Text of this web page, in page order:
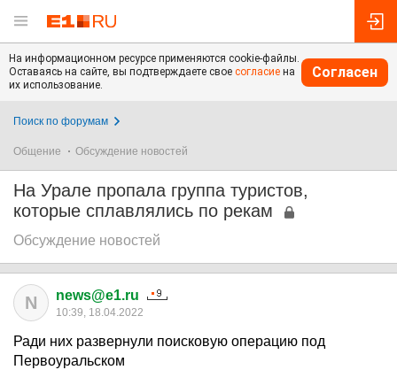
На информационном ресурсе применяются cookie-файлы.
Оставаясь на сайте, вы подтверждаете свое согласие на
их использование.
Согласен
Поиск по форумам
Общение Обсуждение новостей
На Урале пропала группа туристов,
которые сплавлялись по рекам
Обсуждение новостей
N news@e1.ru
10:39, 18.04.2022
Ради них развернули поисковую операцию под
Первоуральском